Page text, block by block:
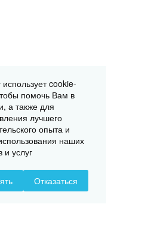
использует cookie-
помочь Вам в
а также для
лучшего
опыта и
наших
и услуг
Отказаться